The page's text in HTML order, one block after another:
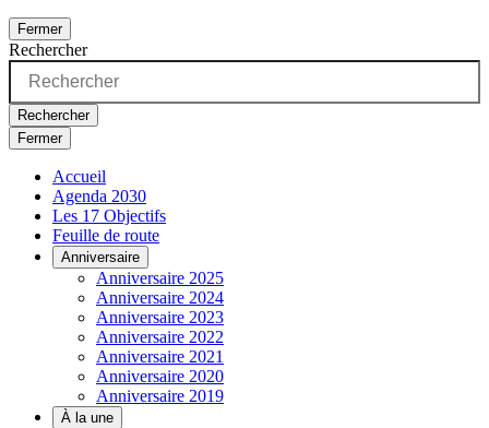
Fermer
Rechercher
Rechercher
Fermer
Accueil
Agenda 2030
Les 17 Objectifs
Feuille de route
Anniversaire
Anniversaire 2025
Anniversaire 2024
Anniversaire 2023
Anniversaire 2022
Anniversaire 2021
Anniversaire 2020
Anniversaire 2019
À la une